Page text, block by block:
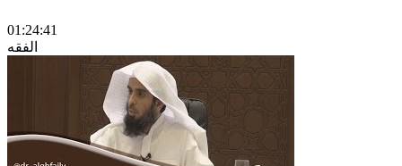
01:24:41
الفقه